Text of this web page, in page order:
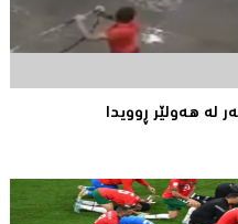
لە هەولێر ڕوویدا